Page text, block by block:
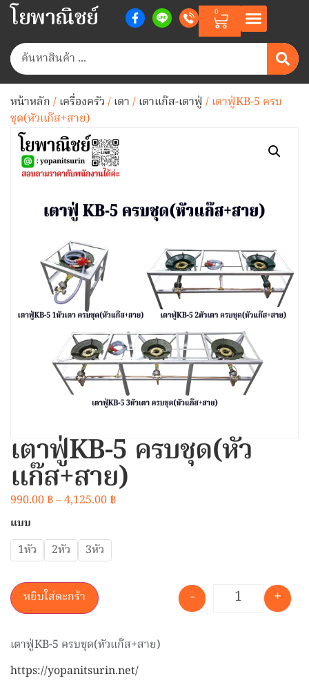
โยพาณิชย์ 0
หน้าหลัก/เครื่องครัว/เตา/เตาแก๊ส-เตาฟู่ / เตาฟู่KB-5 ครบ
ชุด(หัวแก๊ส+สาย)
เตาฟู่KB-5 ครบชุด(หัว
แก๊ส+สาย)
990.00฿–4,125.00฿
แบบ
1หัว 2หัว 3หัว
- +
หยิบใส่ตะกร้า
เตาฟู่KB-5 ครบชุด(หัวแก๊ส+สาย)
https://yopanitsurin.net/